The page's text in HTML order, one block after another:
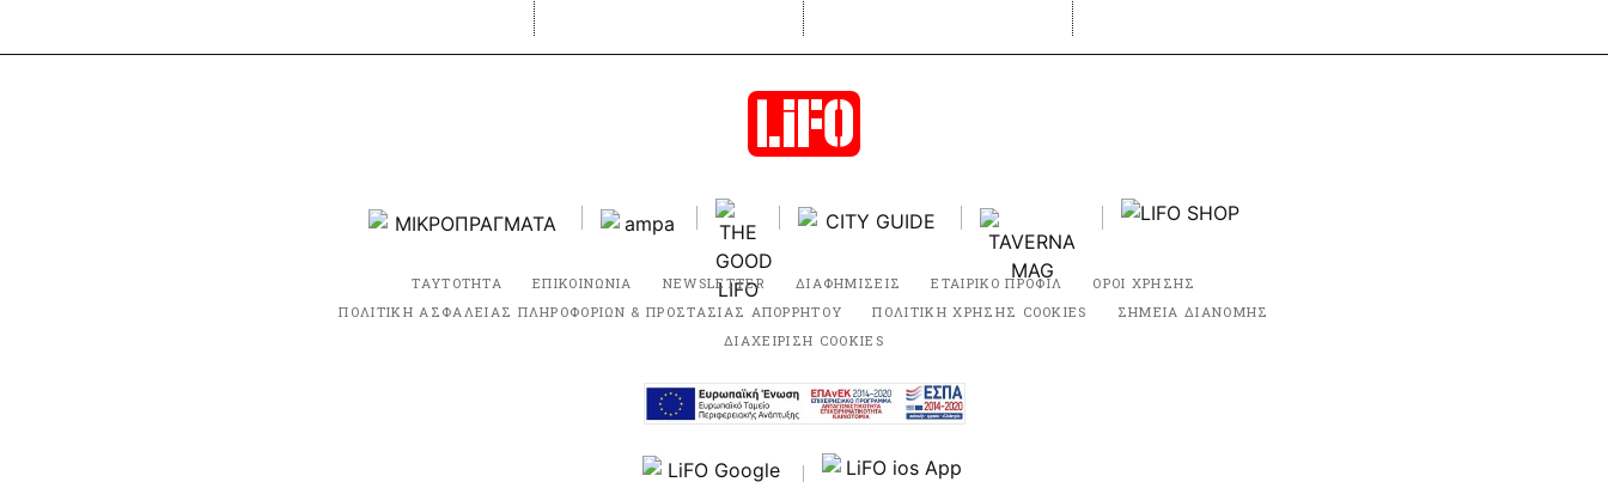
ΤΑΥΤΟΤΗΤΑ ΕΠΙΚΟΙΝΩΝΙΑ NEWSLETTER ΔΙΑΦΗΜΙΣΕΙΣ ΕΤΑΙΡΙΚΟ ΠΡΟΦΙΛ
ΟΡΟΙ ΧΡΗΣΗΣ
ΠΟΛΙΤΙΚΗ ΑΣΦΑΛΕΙΑΣ ΠΛΗΡΟΦΟΡΙΩΝ & ΠΡΟΣΤΑΣΙΑΣ ΑΠΟΡΡΗΤΟΥ
ΠΟΛΙΤΙΚΗ ΧΡΗΣΗΣ COOKIES
ΣΗΜΕΙΑ ΔΙΑΝΟΜΗΣ
ΔΙΑΧΕΙΡΙΣΗ COOKIES